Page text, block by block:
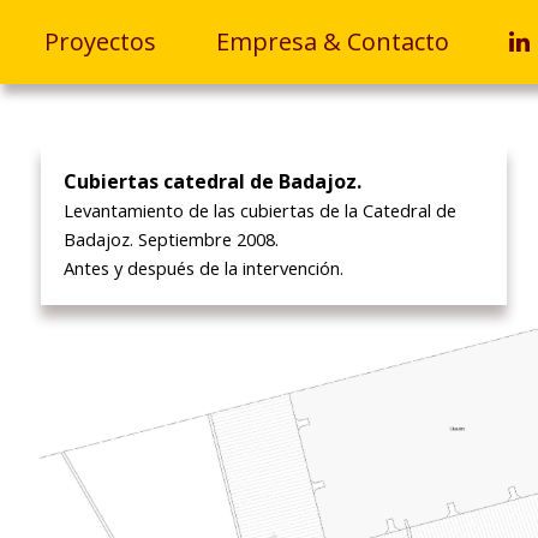
Proyectos Empresa & Contacto
Cubiertas catedral de Badajoz.
Levantamiento de las cubiertas de la Catedral de
Badajoz. Septiembre 2008.
Antes y después de la intervención.